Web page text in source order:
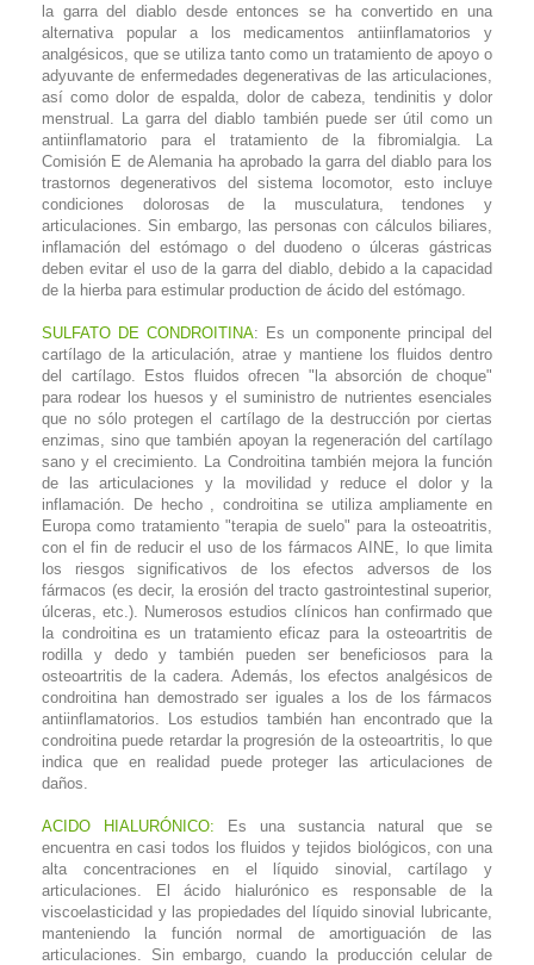
la garra del diablo desde entonces se ha convertido en una
alternativa popular a los medicamentos antiinflamatorios y
analgésicos, que se utiliza tanto como un tratamiento de apoyo o
adyuvante de enfermedades degenerativas de las articulaciones,
así como dolor de espalda, dolor de cabeza, tendinitis y dolor
menstrual. La garra del diablo también puede ser útil como un
antiinflamatorio para el tratamiento de la fibromialgia. La
Comisión E de Alemania ha aprobado la garra del diablo para los
trastornos degenerativos del sistema locomotor, esto incluye
condiciones dolorosas de la musculatura, tendones y
articulaciones. Sin embargo, las personas con cálculos biliares,
inflamación del estómago o del duodeno o úlceras gástricas
deben evitar el uso de la garra del diablo, debido a la capacidad
de la hierba para estimular production de ácido del estómago.
SULFATO DE CONDROITINA: Es un componente principal del
cartílago de la articulación, atrae y mantiene los fluidos dentro
del cartílago. Estos fluidos ofrecen "la absorción de choque"
para rodear los huesos y el suministro de nutrientes esenciales
que no sólo protegen el cartílago de la destrucción por ciertas
enzimas, sino que también apoyan la regeneración del cartílago
sano y el crecimiento. La Condroitina también mejora la función
de las articulaciones y la movilidad y reduce el dolor y la
inflamación. De hecho , condroitina se utiliza ampliamente en
Europa como tratamiento "terapia de suelo" para la osteoatritis,
con el fin de reducir el uso de los fármacos AINE, lo que limita
los riesgos significativos de los efectos adversos de los
fármacos (es decir, la erosión del tracto gastrointestinal superior,
úlceras, etc.). Numerosos estudios clínicos han confirmado que
la condroitina es un tratamiento eficaz para la osteoartritis de
rodilla y dedo y también pueden ser beneficiosos para la
osteoartritis de la cadera. Además, los efectos analgésicos de
condroitina han demostrado ser iguales a los de los fármacos
antiinflamatorios. Los estudios también han encontrado que la
condroitina puede retardar la progresión de la osteoartritis, lo que
indica que en realidad puede proteger las articulaciones de
daños.
ACIDO HIALURÓNICO: Es una sustancia natural que se
encuentra en casi todos los fluidos y tejidos biológicos, con una
alta concentraciones en el líquido sinovial, cartílago y
articulaciones. El ácido hialurónico es responsable de la
viscoelasticidad y las propiedades del líquido sinovial lubricante,
manteniendo la función normal de amortiguación de las
articulaciones. Sin embargo, cuando la producción celular de